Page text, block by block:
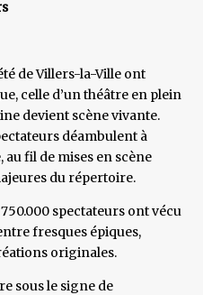
de Villers-la-Ville ont
celle d’un théâtre en plein
devient scène vivante.
déambulent à
au fil de mises en scène
du répertoire.
spectateurs ont vécu
fresques épiques,
originales.
sous le signe de